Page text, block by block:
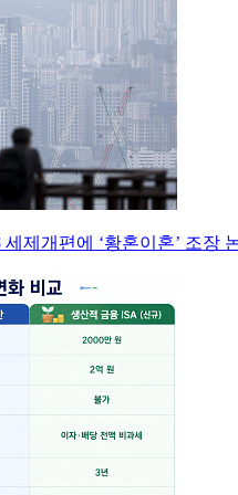
세제개편에 ‘황혼이혼’ 조장